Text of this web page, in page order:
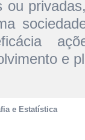
ou
e
e Estatística